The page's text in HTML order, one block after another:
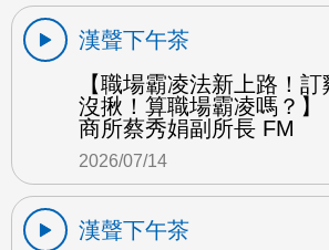
漢聲下午茶
【職場霸凌法新上路！
沒揪！算職場霸凌嗎？】
商所蔡秀娟副所長 FM
2026/07/14
漢聲下午茶